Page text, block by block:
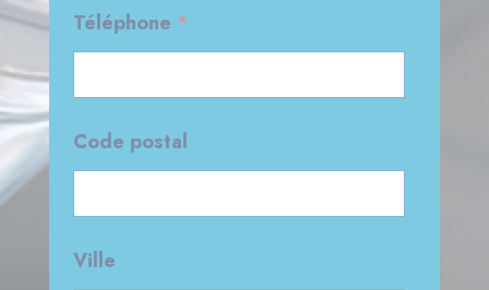
i
o
n
-
m
a
i
Téléphone *
Code postal
Ville